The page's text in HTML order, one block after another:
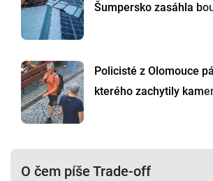
Šumpersko zasáhla
Policisté z Olomouce
kterého zachytily
O čem píše Trade-off